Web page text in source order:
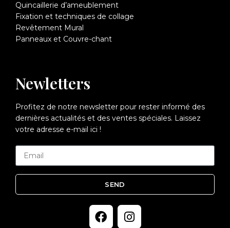
Quincaillerie d’ameublement
Fixation et techniques de collage
Revêtement Mural
Panneaux et Couvre-chant
Newletters
Profitez de notre newsletter pour rester informé des
dernières actualités et des ventes spéciales. Laissez
votre adresse e-mail ici !
SEND